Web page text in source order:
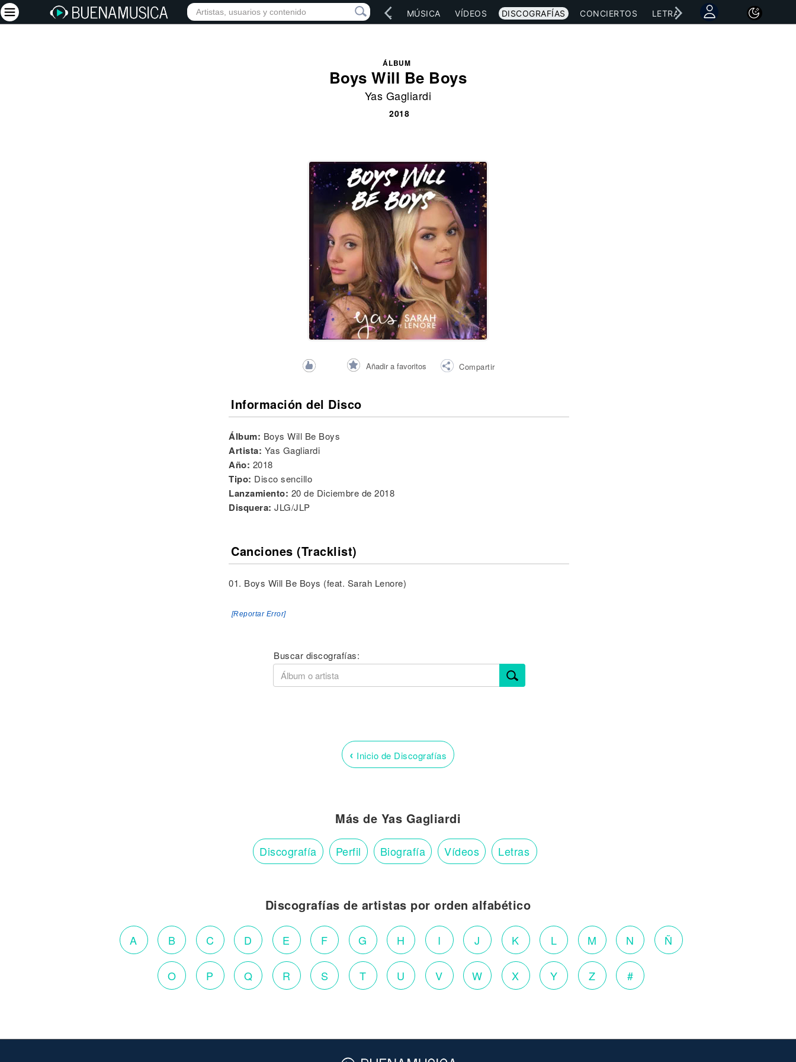
INICIO ARTISTAS RED SOCIAL MÚSICA VÍDEOS DISCOGRAFÍAS CONCIERTOS LETRAS NOTICIAS
ÁLBUM
Boys Will Be Boys
Yas Gagliardi
2018
Añadir a favoritos Compartir
Información del Disco
Álbum: Boys Will Be Boys
Artista: Yas Gagliardi
Año: 2018
Tipo: Disco sencillo
Lanzamiento: 20 de Diciembre de 2018
Disquera:JLG/JLP
Canciones (Tracklist)
01. Boys Will Be Boys (feat. Sarah Lenore)
[Reportar Error]
Buscar discografías:
‹ Inicio de Discografías
Más de Yas Gagliardi
Discografía Perfil Biografía Vídeos Letras
Discografías de artistas por orden alfabético
A B C D E F G H I J K L M N Ñ
O P Q R S T U V W X Y Z #